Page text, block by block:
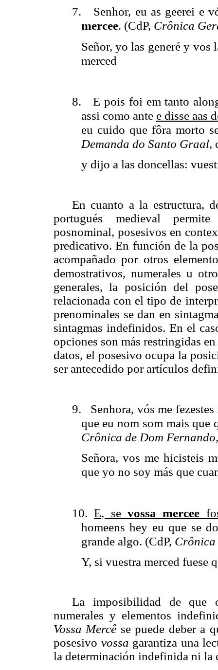
7.
Senhor, eu as geerei e
mercee. (CdP, Crônica
Señor, yo las generé y vos
merced
8. E pois foi em tanto
assi como ante e disse aas
eu cuido que fôra morto
Demanda do Santo Graal,
ydijo a las doncellas:
En cuanto a la estructura,
portugués medieval
posnominal, posesivos en
predicativo. En función de la
acompañado por otros
demostrativos, numerales u
generales, la posición del
relacionada con el tipo de
prenominales se dan en
sintagmas indefinidos. En el
opciones son más restringidas
datos, el posesivo ocupa la
ser antecedido por artículos
9.
Senhora, vós me
que eu nom som mais que
Crônica de Dom
Señora, vos me hicisteis
que yo no soy más que
10.E, sevossa mercee
homeens hey eu que se
grande algo. (CdP, Crônica
Y, si vuestra merced fuese
La imposibilidad de que
numerales y elementos
Vossa Mercê se puede deber a
posesivo vossa garantiza una
la determinación indefinida ni la